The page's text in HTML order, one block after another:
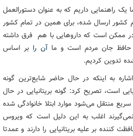
راهنمایی داریم که به عنوان دستورالعمل
کشور ارسال شده، برای همین در تمام کشور
ممکن است که داروهایی با هم فرق داشته
حافظ جان مردم است و ماآن را بر اساس
تدوین کردیم.
به اینکه در حال حاضر شایع‌ترین گونه
است، تصریح کرد: گونه بریتانیایی در حال
منتقل می‌شود موارد ابتلا خانوادگی شده
اغلب به این دلیل است که ویروس
کننده بر علیه بریتانیایی را دارند و عمدتا